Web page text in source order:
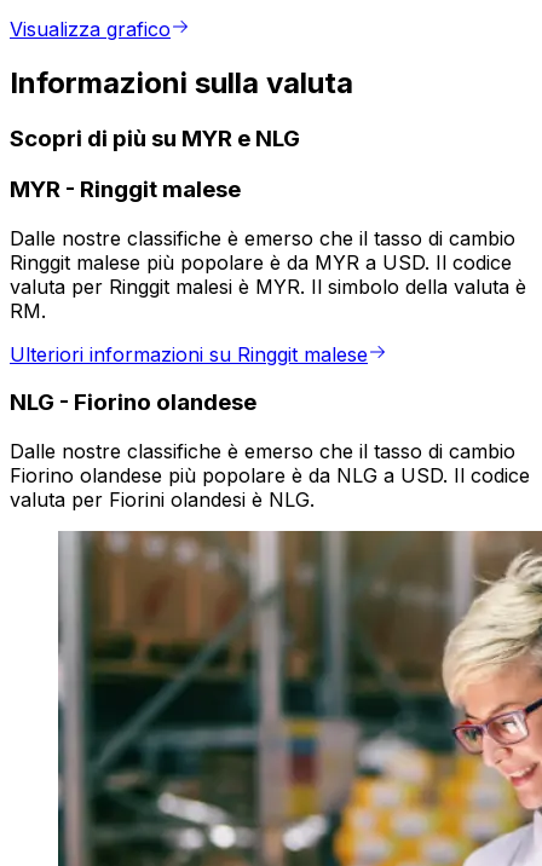
Visualizza grafico
Informazioni sulla valuta
Scopri di più su MYR e NLG
MYR - Ringgit malese
Dalle nostre classifiche è emerso che il tasso di cambio
Ringgit malese più popolare è da MYR a USD. Il codice
valuta per Ringgit malesi è MYR. Il simbolo della valuta è
RM.
Ulteriori informazioni su Ringgit malese
NLG - Fiorino olandese
Dalle nostre classifiche è emerso che il tasso di cambio
Fiorino olandese più popolare è da NLG a USD. Il codice
valuta per Fiorini olandesi è NLG.